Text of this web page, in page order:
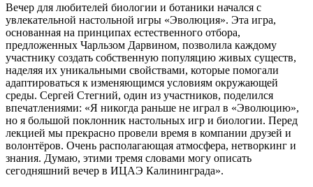
Вечер для любителей биологии и ботаники начался с
увлекательной настольной игры «Эволюция». Эта игра,
основанная на принципах естественного отбора,
предложенных Чарльзом Дарвином, позволила каждому
участнику создать собственную популяцию живых существ,
наделяя их уникальными свойствами, которые помогали
адаптироваться к изменяющимся условиям окружающей
среды. Сергей Стегний, один из участников, поделился
впечатлениями: «Я никогда раньше не играл в «Эволюцию»,
но я большой поклонник настольных игр и биологии. Перед
лекцией мы прекрасно провели время в компании друзей и
волонтёров. Очень располагающая атмосфера, нетворкинг и
знания. Думаю, этими тремя словами могу описать
сегодняшний вечер в ИЦАЭ Калининграда».